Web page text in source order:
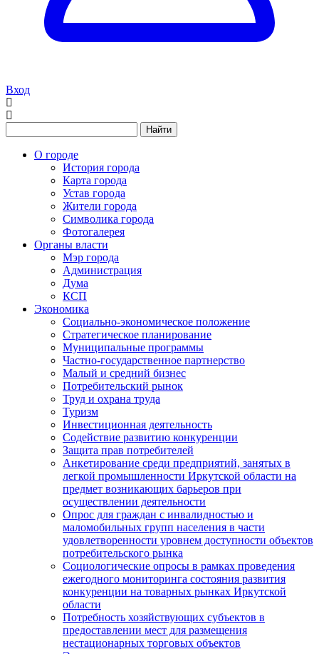
Вход
Найти
О городе
История города
Карта города
Устав города
Жители города
Символика города
Фотогалерея
Органы власти
Мэр города
Администрация
Дума
КСП
Экономика
Социально-экономическое положение
Стратегическое планирование
Муниципальные программы
Частно-государственное партнерство
Малый и средний бизнес
Потребительский рынок
Труд и охрана труда
Туризм
Инвестиционная деятельность
Содействие развитию конкуренции
Защита прав потребителей
Анкетирование среди предприятий, занятых в
легкой промышленности Иркутской области на
предмет возникающих барьеров при
осуществлении деятельности
Опрос для граждан с инвалидностью и
маломобильных групп населения в части
удовлетворенности уровнем доступности объектов
потребительского рынка
Социологические опросы в рамках проведения
ежегодного мониторинга состояния развития
конкуренции на товарных рынках Иркутской
области
Потребность хозяйствующих субъектов в
предоставлении мест для размещения
нестационарных торговых объектов